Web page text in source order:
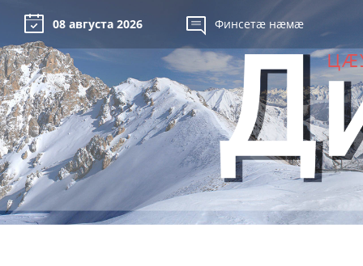
08 августа 2026 Финсетæ нæмæ